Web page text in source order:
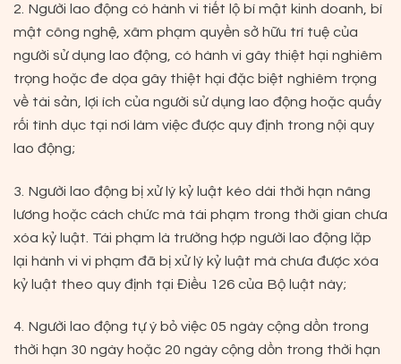
2. Người lao động có hành vi tiết lộ bí mật kinh doanh, bí
mật công nghệ, xâm phạm quyền sở hữu trí tuệ của
người sử dụng lao động, có hành vi gây thiệt hại nghiêm
trọng hoặc đe dọa gây thiệt hại đặc biệt nghiêm trọng
về tài sản, lợi ích của người sử dụng lao động hoặc quấy
rối tình dục tại nơi làm việc được quy định trong nội quy
lao động;
3. Người lao động bị xử lý kỷ luật kéo dài thời hạn nâng
lương hoặc cách chức mà tái phạm trong thời gian chưa
xóa kỷ luật. Tái phạm là trường hợp người lao động lặp
lại hành vi vi phạm đã bị xử lý kỷ luật mà chưa được xóa
kỷ luật theo quy định tại Điều 126 của Bộ luật này;
4. Người lao động tự ý bỏ việc 05 ngày cộng dồn trong
thời hạn 30 ngày hoặc 20 ngày cộng dồn trong thời hạn